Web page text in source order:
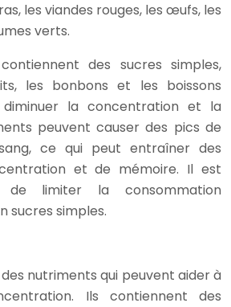
les viandes rouges, les œufs, les
verts.
des sucres simples,
les bonbons et les boissons
diminuer la concentration et la
peuvent causer des pics de
ce qui peut entraîner des
et de mémoire. Il est
limiter la consommation
sucres simples.
nutriments qui peuvent aider à
Ils contiennent des